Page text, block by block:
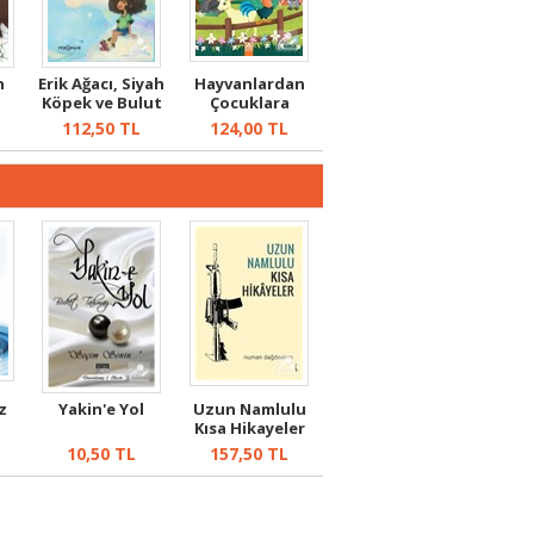
Erik Ağacı, Siyah
Köpek ve Bulut
112,50 TL
Hayvanlardan
Çocuklara
Mektuplara
Mektup...
124,00 TL
Yakin'e Yol
10,50 TL
Uzun Namlulu
Kısa Hikayeler
157,50 TL